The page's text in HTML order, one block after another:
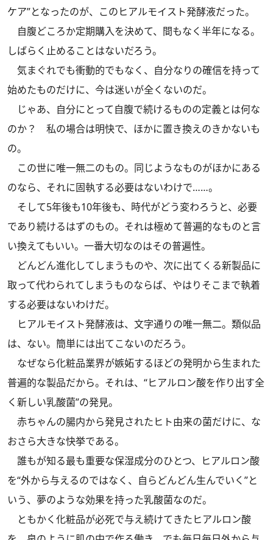
ケア”となったのが、このヒアルモイスト発酵液だった。
自腹どころか定期購入を決めて、間もなく半年になる。
しばらく止めることはないだろう。
気まぐれでも衝動的でもなく、自分なりの確信を持って
始めたものだけに、今は迷いが全くないのだ。
じゃあ、自分にとって自腹で続けるものの定義とは何な
のか？ 私の場合は明快で、ほかに置き換えのきかないも
の。
この世に唯一無二のもの。同じようなものがほかにある
のなら、それに固執する必要はないわけで……。
そして5年後も10年後も、時代がどう変わろうと、必要
であり続けるはずのもの。それは極めて普遍的なものと言
い換えてもいい。一番大切なのはその普遍性。
どんどん進化してしまうものや、次に出てくる新製品に
取って代わられてしまうものならば、やはりそこまで執着
する必要はないわけだ。
ヒアルモイスト発酵液は、文字通りの唯一無二。類似品
は、ない。簡単には出てこないのだろう。
なぜなら化粧品業界が嫉妬するほどの発明から生まれた
普遍的な製品だから。それは、“ヒアルロン酸を作り出す全
く新しい乳酸菌”の発見。
赤ちゃんの腸内から発見されたヒト由来の菌だけに、な
おさら大きな快挙である。
誰もが知る最も重要な保湿成分のひとつ、ヒアルロン酸
を“外から与えるのではなく、自らどんどん生んでいく”と
いう、夢のような効果を持った乳酸菌なのだ。
ともかく化粧品が必死で与え続けてきたヒアルロン酸